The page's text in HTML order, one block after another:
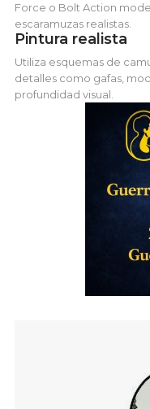
Force o Bolt Action
escaramuzas realistas.
Pintura realista
Utiliza esquemas de
detalles como gafas,
profundidad visual.